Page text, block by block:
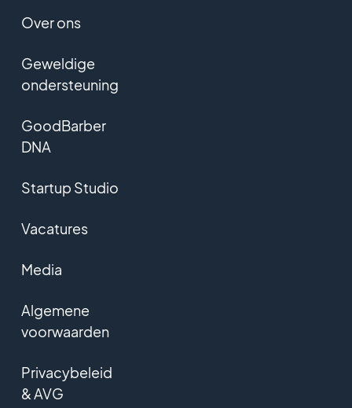
Over ons
Geweldige
ondersteuning
GoodBarber
DNA
Startup Studio
Vacatures
Media
Algemene
voorwaarden
Privacybeleid
& AVG